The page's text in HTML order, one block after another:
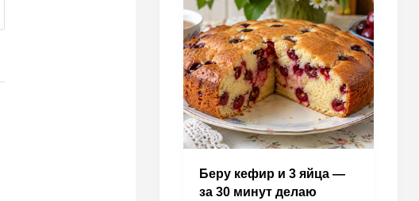
Беру кефир и 3 яйца —
за 30 минут делаю